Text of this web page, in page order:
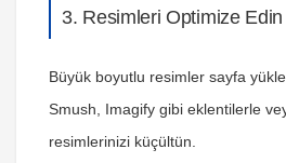
3. Resimleri Optimize Edin
Büyük boyutlu resimler sayfa
Smush, Imagify gibi eklentilerle
resimlerinizi küçültün.